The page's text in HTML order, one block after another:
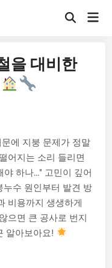
Open
을 대비한
에 지붕 문제가 정말
어지는 소리 들리면
야 하나…" 고민이 깊어
누수 원인부터 발견 방
비용까지 생생하게
으면 큰 공사로 번지
알아보아요!